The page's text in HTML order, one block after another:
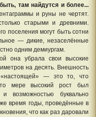
там найдутся и более...
и руны не чертят.
старыми и древними.
поселения могут быть сотни
— дикие, незаселённые
одним демиургам.
она убрала свои высокие
на десять. Внешность
— это то, что
мере высокий рост был
буквально
время годы, проведённые в
что как раз даровали